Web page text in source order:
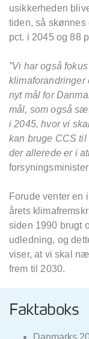
usikkerheden
tiden, så skønnes
pct. i 2045 og
”Vi har også
klimaforandringer
nyt mål for
mål, som også
i 2045, hvor vi
kan bruge CCS til
der allerede er i
Forude venter en
årets
siden 1990 brugt
udledning, og
viser, at vi skal
frem til 2030.
Faktaboks